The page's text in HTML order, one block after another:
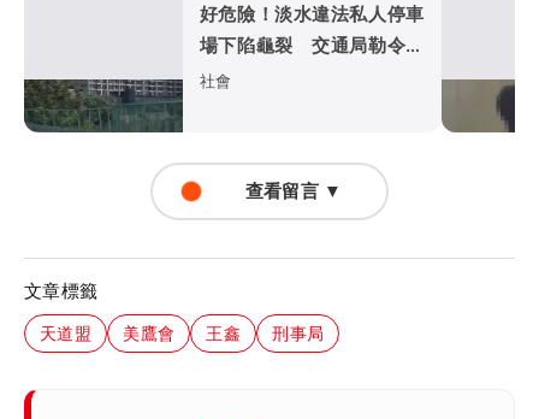
好危險！淡水違法私人停車
場下陷龜裂 交通局勒令封
場下通牒
社會
查看留言 ▼
文章標籤
天道盟 美鷹會 王鑫 刑事局